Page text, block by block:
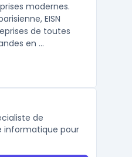
modernes.
EISN
de toutes
en ...
de
informatique pour